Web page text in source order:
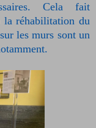
Cela fait
la réhabilitation du
les murs sont un